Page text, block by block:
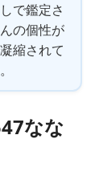
で鑑定さ
の個性が
縮されて
なな